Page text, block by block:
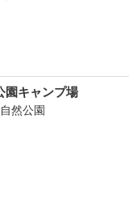
園キャンプ場
然公園